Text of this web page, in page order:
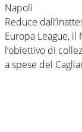
Napoli
Reduce
Europa League,
l’obiettivo di
a spese del